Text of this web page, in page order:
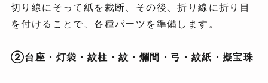
切り線にそって紙を裁断、その後、折り線に折り目
を付けることで、各種パーツを準備します。
②台座・灯袋・紋柱・紋・爛間・弓・紋紙・擬宝珠